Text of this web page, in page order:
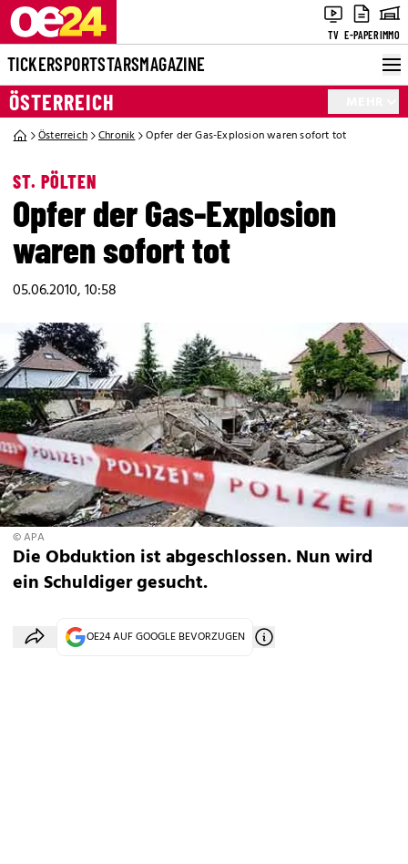
TV E-PAPERIMMO
TICKERSPORTSTARSMAGAZINE
ÖSTERREICH
Österreich Chronik Opfer der Gas-Explosion waren sofort tot
ST. PÖLTEN
Opfer der Gas-Explosion
waren sofort tot
05.06.2010, 10:58
© APA
Die Obduktion ist abgeschlossen. Nun wird
ein Schuldiger gesucht.
OE24 AUF GOOGLE BEVORZUGEN